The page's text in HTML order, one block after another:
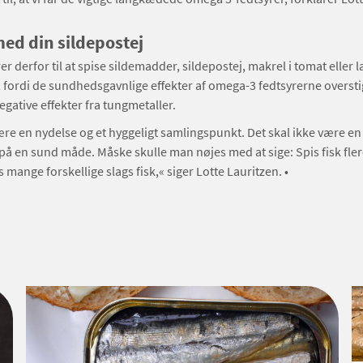
din sildepostej
derfor til at spise sildemadder, sildepostej, makrel i tomat eller
fordi de sundhedsgavnlige effekter af omega-3 fedtsyrerne
effekter fra tungmetaller.
en nydelse og et hyggeligt samlingspunkt. Det skal ikke være
en sund måde. Måske skulle man nøjes med at sige: Spis fisk
mange forskellige slags fisk,« siger Lotte Lauritzen. •